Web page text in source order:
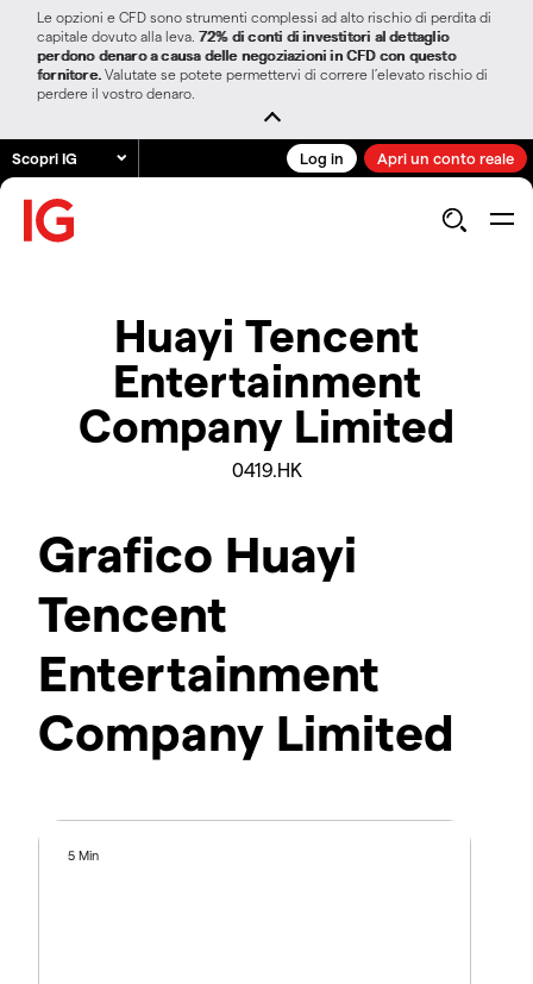
Le opzioni e CFD sono strumenti complessi ad alto rischio di perdita di
capitale dovuto alla leva. 72% di conti di investitori al dettaglio
perdono denaro a causa delle negoziazioni in CFD con questo
fornitore. Valutate se potete permettervi di correre l’elevato rischio di
perdere il vostro denaro.
Scopri IG Log in Apri un conto reale
Huayi Tencent
Entertainment
Company Limited
0419.HK
Grafico Huayi
Tencent
Entertainment
Company Limited
5 Min